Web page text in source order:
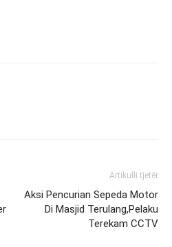
Artikulli tjetër
Aksi Pencurian Sepeda Motor
Di Masjid Terulang,Pelaku
Terekam CCTV